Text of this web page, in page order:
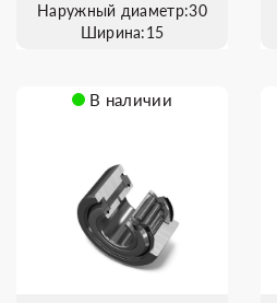
Наружный диаметр:30
Ширина:15
В наличии